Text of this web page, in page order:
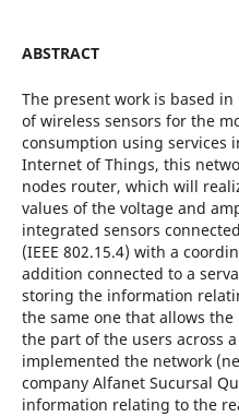
ABSTRACT
The present work is based
of wireless sensors for the
consumption using services
Internet of Things, this
nodes router, which will
values of the voltage and
integrated sensors
(IEEE 802.15.4) with a
addition connected to a
storing the information
the same one that allows
the part of the users across
implemented the network
company Alfanet Sucursal
information relating to the